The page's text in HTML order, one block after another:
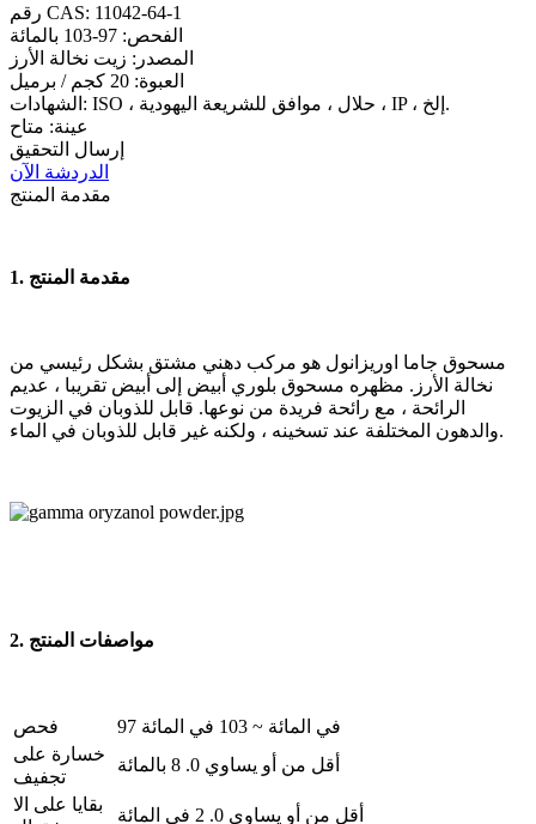
رقم CAS: 11042-64-1
الفحص: 97-103 بالمائة
المصدر: زيت نخالة الأرز
العبوة: 20 كجم / برميل
الشهادات: ISO ، حلال ، موافق للشريعة اليهودية ، IP ، إلخ.
عينة: متاح
إرسال التحقيق
الدردشة الآن
مقدمة المنتج
1. مقدمة المنتج
مسحوق جاما اوريزانول هو مركب دهني مشتق بشكل رئيسي من
نخالة الأرز. مظهره مسحوق بلوري أبيض إلى أبيض تقريبا ، عديم
الرائحة ، مع رائحة فريدة من نوعها. قابل للذوبان في الزيوت
والدهون المختلفة عند تسخينه ، ولكنه غير قابل للذوبان في الماء.
2. مواصفات المنتج
فحص
97 في المائة ~ 103 في المائة
خسارة على
تجفيف
أقل من أو يساوي 0. 8 بالمائة
بقايا على الا
أقل من أو يساوي 0. 2 في المائة